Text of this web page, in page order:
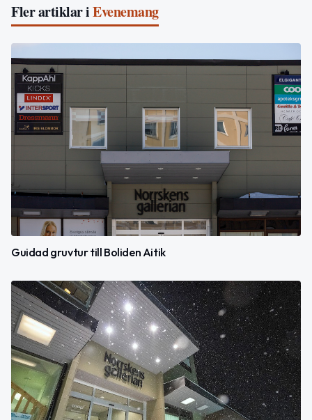
Fler artiklar iEvenemang
Guidad gruvtur till Boliden Aitik